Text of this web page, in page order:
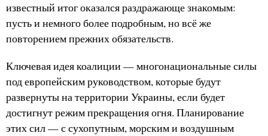
известный итог оказался раздражающе знакомым:
пусть и немного более подробным, но всё же
повторением прежних обязательств.
Ключевая идея коалиции — многонациональные силы
под европейским руководством, которые будут
развернуты на территории Украины, если будет
достигнут режим прекращения огня. Планирование
этих сил — с сухопутным, морским и воздушным